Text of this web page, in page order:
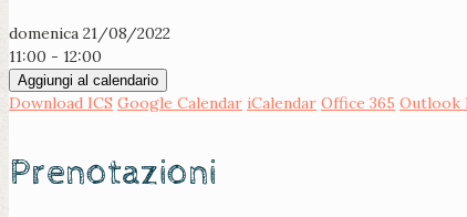
domenica 21/08/2022
11:00 - 12:00
Aggiungi al calendario
Download ICS Google Calendar iCalendar Office 365 Outlook
Prenotazioni